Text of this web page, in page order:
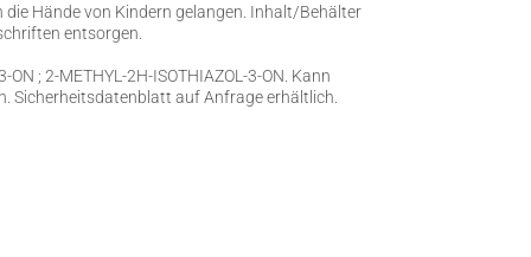
die Hände von Kindern gelangen. Inhalt/Behälter
entsorgen.
ON ; 2-METHYL-2H-ISOTHIAZOL-3-ON. Kann
Sicherheitsdatenblatt auf Anfrage erhältlich.